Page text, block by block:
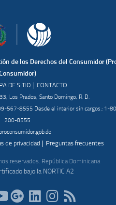
de los Derechos del Consumidor
DE SITIO | CONTACTO
Los Prados, Santo Domingo, R. D.
567-8555 Desde el interior sin cargos.: 1-
200-8555
de privacidad | Preguntas frecuentes
reservados. República Dominicana
bajo la NORTIC A2